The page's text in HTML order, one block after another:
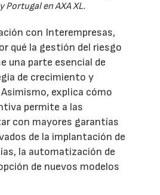
Portugal en AXA XL.
con Interempresas,
qué la gestión del riesgo
una parte esencial de
de crecimiento y
explica cómo
permite a las
con mayores garantías
de la implantación de
la automatización de
de nuevos modelos